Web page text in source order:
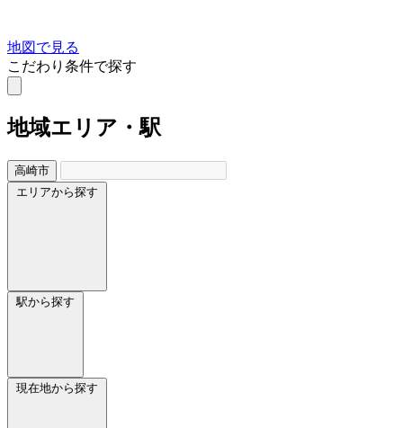
地図で見る
こだわり条件で探す
地域エリア・駅
高崎市
エリアから探す
駅から探す
現在地から探す